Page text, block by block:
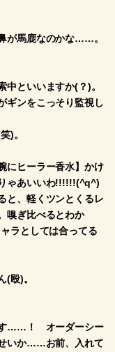
が馬鹿なのかな……。
中といいますか(？)。
ギンをこっそり監視し
)。
ヒーラー香水】かけ
ゃあいいわ!!!!!!(^q^)
と、軽くツンとくるレ
嗅ぎ比べるとわか
ラとしては合ってる
(殴)。
す……！ オーダーシー
いか……お前、入れて